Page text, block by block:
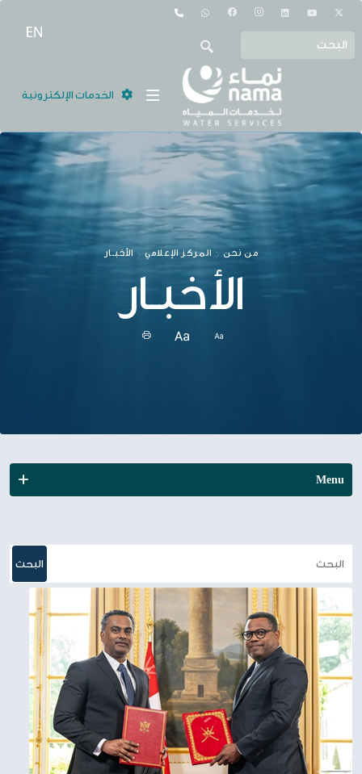
الخدمات الإلكترونية
من نحن المركز الإعلامي الأخبـار
الأخبـار
Menu
المطبوعات
التقرير السنــوي
التقارير المالية
تقارير أخرى
البحث